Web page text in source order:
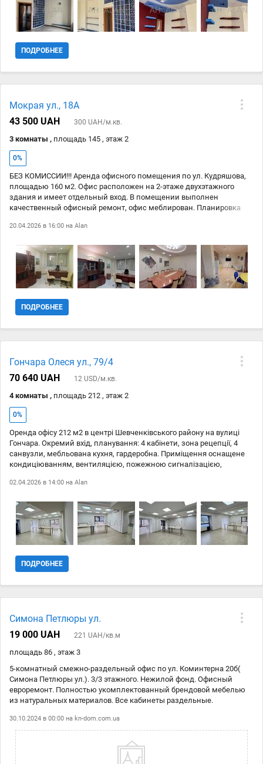
ПОДРОБНЕЕ
Мокрая ул., 18А
43 500 UAH
300 UAH/м.кв.
3 комнаты , площадь 145 , этаж 2
0%
БЕЗ КОМИССИИ!!! Аренда офисного помещения по ул. Кудряшова,
площадью 160 м2. Офис расположен на 2-этаже двухэтажного
здания и имеет отдельный вход. В помещении выполнен
качественный офисный ремонт, офис меблирован. Планировка
Помещение оборудовано пожарной и охранной системами
указана с учетом НДС. Дополнительно оплачиваются
коммунальные услуги.
20.04.2026 в 16:00 на Alan
ПОДРОБНЕЕ
Гончара Олеся ул., 79/4
70 640 UAH
12 USD/м.кв.
4 комнаты , площадь 212 , этаж 2
0%
Оренда офісу 212 м2 в центрі Шевченківського району на вулиці
Гончара. Окремий вхід, планування: 4 кабінети, зона рецепції, 4
санвузли, мебльована кухня, гардеробна. Приміщення оснащене
кондиціюванням, вентиляцією, пожежною сигналізацією,
Додаткові комунальні платежі. Можливо встановлення генератора.
02.04.2026 в 14:00 на Alan
ПОДРОБНЕЕ
Симона Петлюры ул.
19 000 UAH
221 UAH/кв.м
площадь 86 , этаж 3
5-комнатный смежно-раздельный офис по ул. Коминтерна 20б(
Симона Петлюры ул.). 3/3 этажного. Нежилой фонд. Офисный
евроремонт. Полностью укомплектованный брендовой мебелью
из натуральных материалов. Все кабинеты раздельные.
Вокзальная 5 минут пешком.Цена аренды: 19 000 грн Код объекта:
141679
30.10.2024 в 00:00 на kn-dom.com.ua